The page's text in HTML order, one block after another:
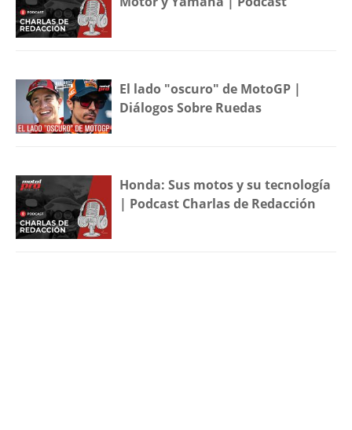
El lado "oscuro" de MotoGP |
Diálogos Sobre Ruedas
Honda: Sus motos y su tecnología
| Podcast Charlas de Redacción